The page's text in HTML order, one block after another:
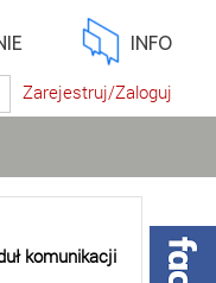
INFO
Zarejestruj/Zaloguj
komunikacji